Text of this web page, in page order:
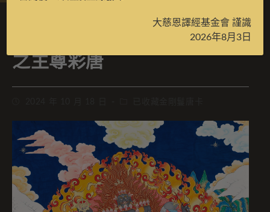
金剛鬘之心要喜金剛十七尊
之主尊彩唐
大慈恩譯經基金會 謹識
2026年8月3日